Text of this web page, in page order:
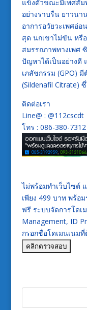
แข็งตัวขณะมีเพศสัม
อย่างราบรื่น ยาวนา
อาการอวัยวะเพศอ่
สุด นกเขาไม่ขัน หรื
สมรรถภาพทางเพศ
ปัญหาได้เป็นอย่างดี
เภสัชกรรม (GPO)
(Sildenafil Citrate)
ติดต่อเรา
Line@ : @112cscdt
โทร : 086-380-7312
ไม่พร้อมทำเว็บไซต์
เพียง 499 บาท พร้อ
ฟรี ระบบจัดการโดเ
Management, ID
กรอกชื่อโดเมนเนมที่